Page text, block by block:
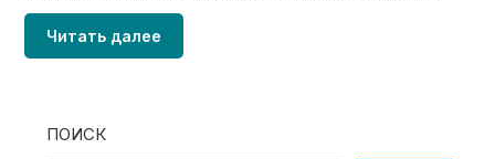
Читать далее
ПОИСК